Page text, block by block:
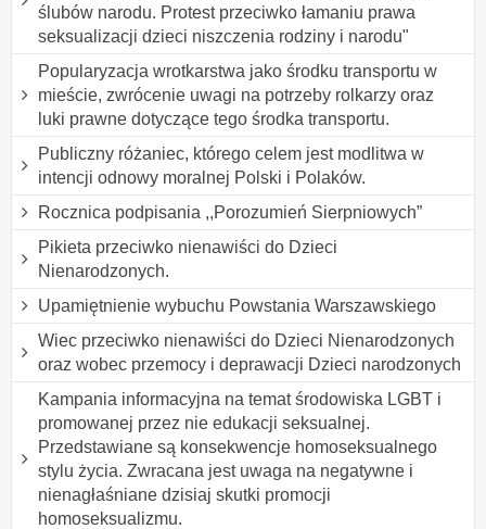
ślubów narodu. Protest przeciwko łamaniu prawa
seksualizacji dzieci niszczenia rodziny i narodu"
Popularyzacja wrotkarstwa jako środku transportu w
mieście, zwrócenie uwagi na potrzeby rolkarzy oraz
luki prawne dotyczące tego środka transportu.
Publiczny różaniec, którego celem jest modlitwa w
intencji odnowy moralnej Polski i Polaków.
Rocznica podpisania ,,Porozumień Sierpniowych”
Pikieta przeciwko nienawiści do Dzieci
Nienarodzonych.
Upamiętnienie wybuchu Powstania Warszawskiego
Wiec przeciwko nienawiści do Dzieci Nienarodzonych
oraz wobec przemocy i deprawacji Dzieci narodzonych
Kampania informacyjna na temat środowiska LGBT i
promowanej przez nie edukacji seksualnej.
Przedstawiane są konsekwencje homoseksualnego
stylu życia. Zwracana jest uwaga na negatywne i
nienagłaśniane dzisiaj skutki promocji
homoseksualizmu.